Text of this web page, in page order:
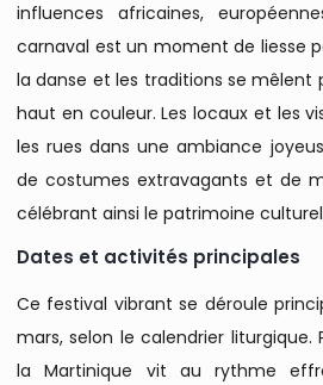
influences africaines,
carnaval est un moment de liesse
la danse et les traditions se mêlent
haut en couleur. Les locaux et les
les rues dans une ambiance
de costumes extravagants et de
célébrant ainsi le patrimoine culturel
Dates et activités principales
Ce festival vibrant se déroule
mars, selon le calendrier liturgique.
la Martinique vit au rythme